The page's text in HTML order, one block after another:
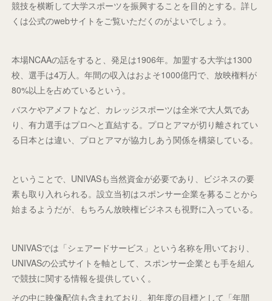
競技を横断して大学スポーツを振興することを目的とする。詳し
くは公式のwebサイトをご覧いただくのがよいでしょう。
本場NCAAの話をすると、発足は1906年。加盟する大学は1300
校、選手は4万人。年間の収入はおよそ1000億円で、放映権料が
80%以上を占めているという。
バスケやアメフトなど、カレッジスポーツは全米で大人気であ
り、有力選手はプロへと直結する。プロとアマが切り離されてい
る日本とは違い、プロとアマが協力しあう関係を構築している。
ということで、UNIVASも当然資金が必要であり、ビジネスの要
素も取り入れられる。設立当初はスポンサー企業を募ることから
始まるようだが、もちろん放映権ビジネスも視野に入っている。
UNIVASでは「シェアードサービス」という名称を用いており、
UNIVASの公式サイトを軸として、スポンサー企業とも手を組ん
で競技に関する情報を提供していく。
その中に映像配信も含まれており、初年度の目標として「年間